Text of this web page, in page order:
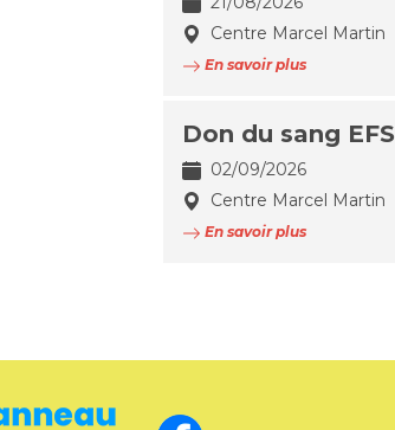
Centre Marcel Martin
En savoir plus
Don du sang EFS
02/09/2026
Centre Marcel Martin
En savoir plus